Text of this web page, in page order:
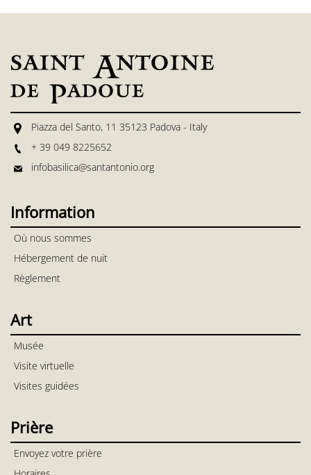
Piazza del Santo, 11 35123 Padova - Italy
+ 39 049 8225652
infobasilica@santantonio.org
Information
Où nous sommes
Hébergement de nuit
Règlement
Art
Musée
Visite virtuelle
Visites guidées
Prière
Envoyez votre prière